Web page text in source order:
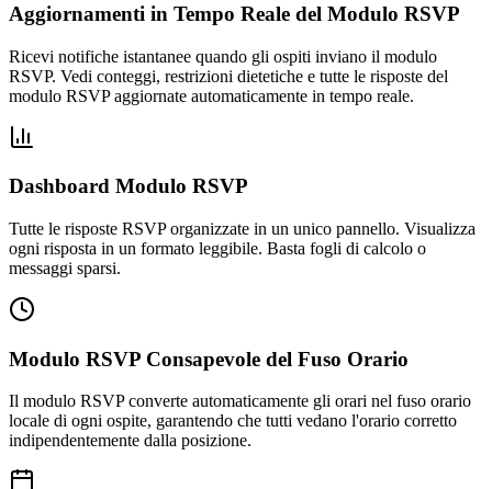
Aggiornamenti in Tempo Reale del Modulo RSVP
Ricevi notifiche istantanee quando gli ospiti inviano il modulo
RSVP. Vedi conteggi, restrizioni dietetiche e tutte le risposte del
modulo RSVP aggiornate automaticamente in tempo reale.
Dashboard Modulo RSVP
Tutte le risposte RSVP organizzate in un unico pannello. Visualizza
ogni risposta in un formato leggibile. Basta fogli di calcolo o
messaggi sparsi.
Modulo RSVP Consapevole del Fuso Orario
Il modulo RSVP converte automaticamente gli orari nel fuso orario
locale di ogni ospite, garantendo che tutti vedano l'orario corretto
indipendentemente dalla posizione.